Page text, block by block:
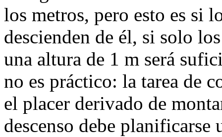
los metros, pero esto es si
descienden de él, si solo
una altura de 1 m será
no es práctico: la tarea de
el placer derivado de
descenso debe planificarse